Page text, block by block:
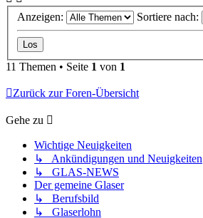
Anzeigen: Sortiere nach:
11 Themen • Seite 1 von 1
Zurück zur Foren-Übersicht
Gehe zu
Wichtige Neuigkeiten
↳ Ankündigungen und Neuigkeiten
↳ GLAS-NEWS
Der gemeine Glaser
↳ Berufsbild
↳ Glaserlohn